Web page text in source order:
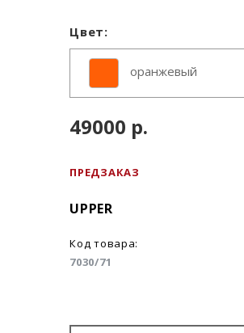
ПРЕДЗАКАЗ
UPPER
Код товара:
7030/71
49000 р.
Цвет:
оранжевый